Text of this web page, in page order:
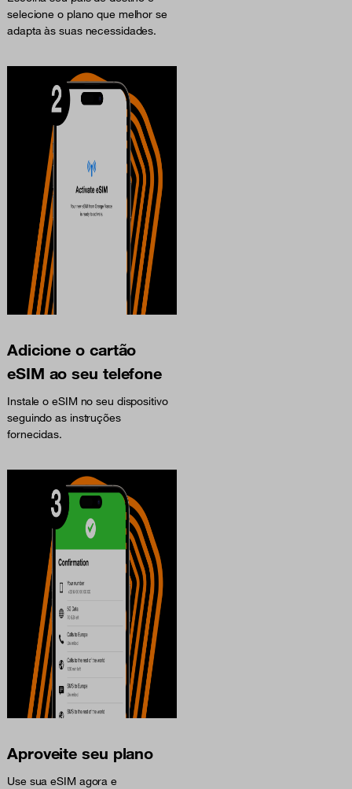
selecione o plano que melhor se
adapta às suas necessidades.
Adicione o cartão
eSIM ao seu telefone
Instale o eSIM no seu dispositivo
seguindo as instruções
fornecidas.
Aproveite seu plano
Use sua eSIM agora e